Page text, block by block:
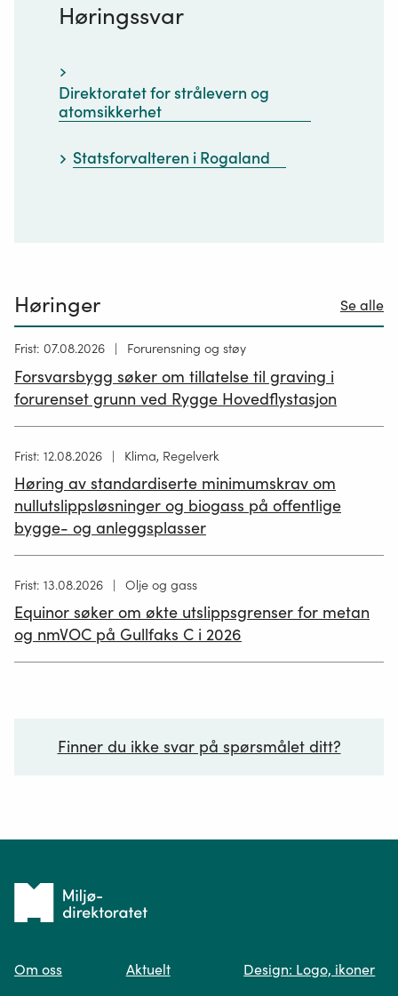
Høringssvar
Direktoratet for strålevern og
atomsikkerhet
Statsforvalteren i Rogaland
Høringer Se alle
Høring
26.06.2026
Frist: 07.08.2026 Forurensning og støy
Forsvarsbygg søker om tillatelse til graving i
forurenset grunn ved Rygge Hovedflystasjon
Høring
12.05.2026
Frist: 12.08.2026 Klima, Regelverk
Høring av standardiserte minimumskrav om
nullutslippsløsninger og biogass på offentlige
bygge- og anleggsplasser
Høring
publisert
02.07.2026
Frist: 13.08.2026 Olje og gass
Equinor søker om økte utslippsgrenser for metan
og nmVOC på Gullfaks C i 2026
Finner du ikke svar på spørsmålet ditt?
Spør oss
Tilbake
forsiden
Om oss Aktuelt Design: Logo, ikoner